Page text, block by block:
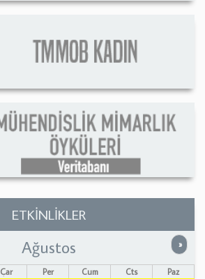
ETKİNLİKLER
»
Ağustos
Çar Per Cum Cts
Paz